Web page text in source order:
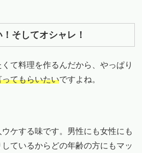
そしてオシャレ！
て料理を作るんだから、やっぱり
ってもらいたいですよね。
ケする味です。男性にも女性にも
ているからどの年齢の方にもマッ